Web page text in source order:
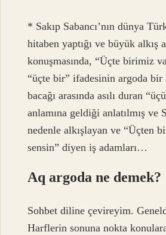
* Sakıp Sabancı’nın dünya
hitaben yaptığı ve büyük alkış
konuşmasında, “Üçte birimiz
“üçte bir” ifadesinin argoda bir
bacağı arasında asılı duran
anlamına geldiği anlatılmış ve
nedenle alkışlayan ve “Üçten
sensin” diyen iş adamları…
Aq argoda ne demek?
Sohbet diline çevireyim.
Harflerin sonuna nokta